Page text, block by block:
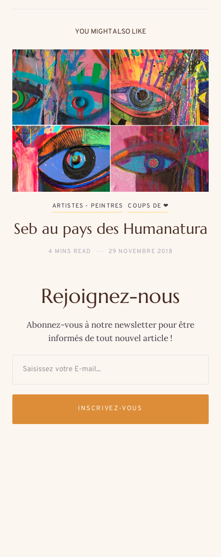
YOU MIGHT ALSO LIKE
ARTISTES - PEINTRES COUPS DE ❤
Seb au pays des Humanatura
4 MINS READ 29 NOVEMBRE 2018
Rejoignez-nous
Abonnez-vous à notre newsletter pour être
informés de tout nouvel article !
INSCRIVEZ-VOUS